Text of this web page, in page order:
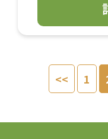
<< 1